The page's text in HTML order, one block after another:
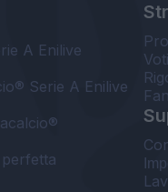
A Enilive
Serie A Enilive